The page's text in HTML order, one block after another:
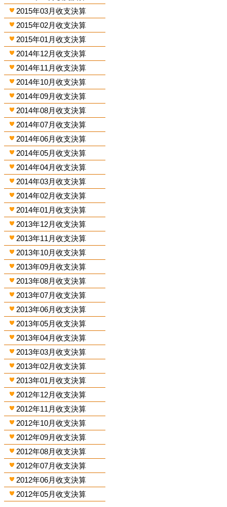
2015年03月收支決算
2015年02月收支決算
2015年01月收支決算
2014年12月收支決算
2014年11月收支決算
2014年10月收支決算
2014年09月收支決算
2014年08月收支決算
2014年07月收支決算
2014年06月收支決算
2014年05月收支決算
2014年04月收支決算
2014年03月收支決算
2014年02月收支決算
2014年01月收支決算
2013年12月收支決算
2013年11月收支決算
2013年10月收支決算
2013年09月收支決算
2013年08月收支決算
2013年07月收支決算
2013年06月收支決算
2013年05月收支決算
2013年04月收支決算
2013年03月收支決算
2013年02月收支決算
2013年01月收支決算
2012年12月收支決算
2012年11月收支決算
2012年10月收支決算
2012年09月收支決算
2012年08月收支決算
2012年07月收支決算
2012年06月收支決算
2012年05月收支決算